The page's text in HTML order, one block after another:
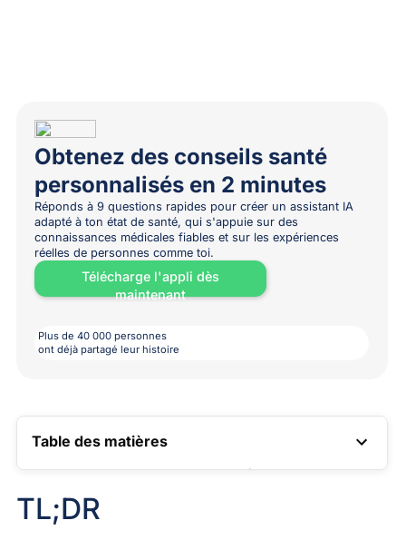
Obtenez des conseils santé
personnalisés en 2 minutes
Réponds à 9 questions rapides pour créer un assistant IA
adapté à ton état de santé, qui s'appuie sur des
connaissances médicales fiables et sur les expériences
réelles de personnes comme toi.
Télécharge l'appli dès
maintenant
Plus de 40 000 personnes
ont déjà partagé leur histoire
Table des matières
TL;DR